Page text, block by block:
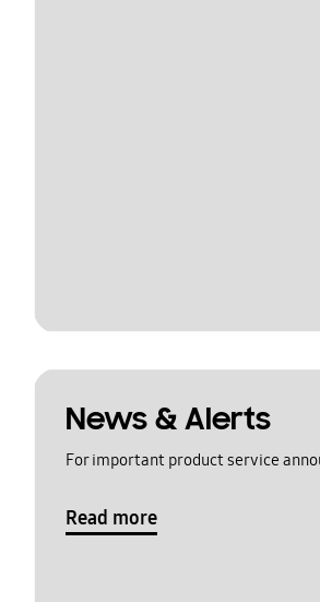
News & Alerts
For important product service
Read more